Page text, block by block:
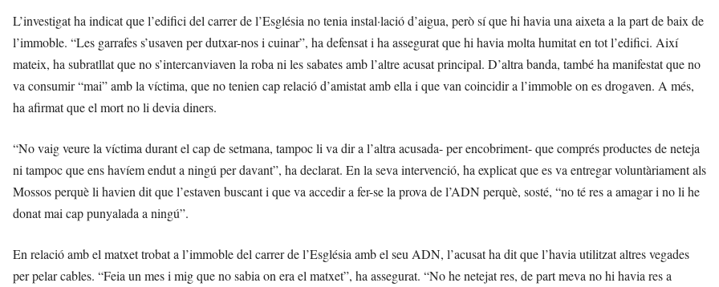
L’investigat ha indicat que l’edifici del carrer de l’Església no tenia instal·lació d’aigua, però sí que hi havia una aixeta a la part de baix de
l’immoble. “Les garrafes s’usaven per dutxar-nos i cuinar”, ha defensat i ha assegurat que hi havia molta humitat en tot l’edifici. Així
mateix, ha subratllat que no s’intercanviaven la roba ni les sabates amb l’altre acusat principal. D’altra banda, també ha manifestat que no
va consumir “mai” amb la víctima, que no tenien cap relació d’amistat amb ella i que van coincidir a l’immoble on es drogaven. A més,
ha afirmat que el mort no li devia diners.
“No vaig veure la víctima durant el cap de setmana, tampoc li va dir a l’altra acusada- per encobriment- que comprés productes de neteja
ni tampoc que ens havíem endut a ningú per davant”, ha declarat. En la seva intervenció, ha explicat que es va entregar voluntàriament als
Mossos perquè li havien dit que l’estaven buscant i que va accedir a fer-se la prova de l’ADN perquè, sosté, “no té res a amagar i no li he
donat mai cap punyalada a ningú”.
En relació amb el matxet trobat a l’immoble del carrer de l’Església amb el seu ADN, l’acusat ha dit que l’havia utilitzat altres vegades
per pelar cables. “Feia un mes i mig que no sabia on era el matxet”, ha assegurat. “No he netejat res, de part meva no hi havia res a